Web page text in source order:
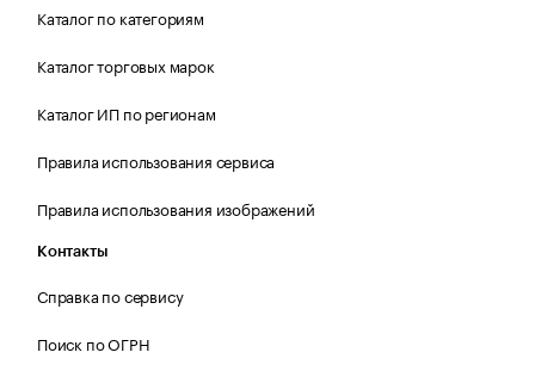
Каталог по категориям
Каталог торговых марок
Каталог ИП по регионам
Правила использования сервиса
Правила использования изображений
Контакты
Справка по сервису
Поиск по ОГРН